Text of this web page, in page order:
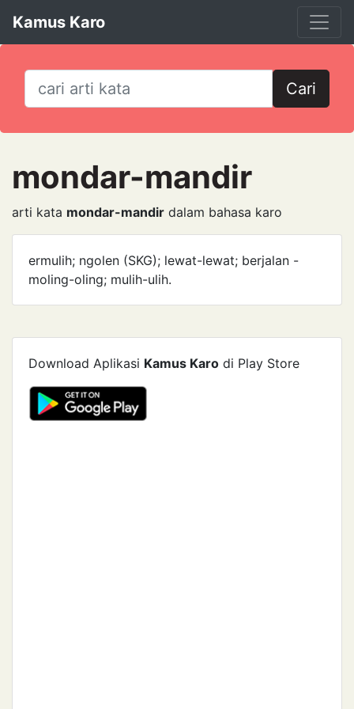
Kamus Karo
Cari
mondar-mandir
arti kata mondar-mandir dalam bahasa karo
ermulih; ngolen (SKG); lewat-lewat; berjalan -
moling-oling; mulih-ulih.
Download Aplikasi Kamus Karo di Play Store